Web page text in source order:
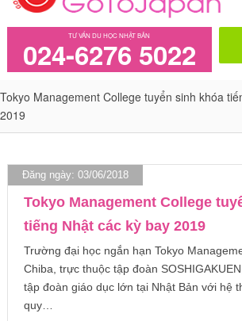
TƯ VẤN DU HỌC NHẬT BẢN
024-6276 5022
Tokyo Management College tuyển sinh khóa
2019
Đăng ngày: 03/06/2018
Tokyo Management College
tiếng Nhật các kỳ bay 2019
Trường đại học ngắn hạn Tokyo
Chiba, trực thuộc tập đoàn
tập đoàn giáo dục lớn tại Nhật Bản với hệ
quy…